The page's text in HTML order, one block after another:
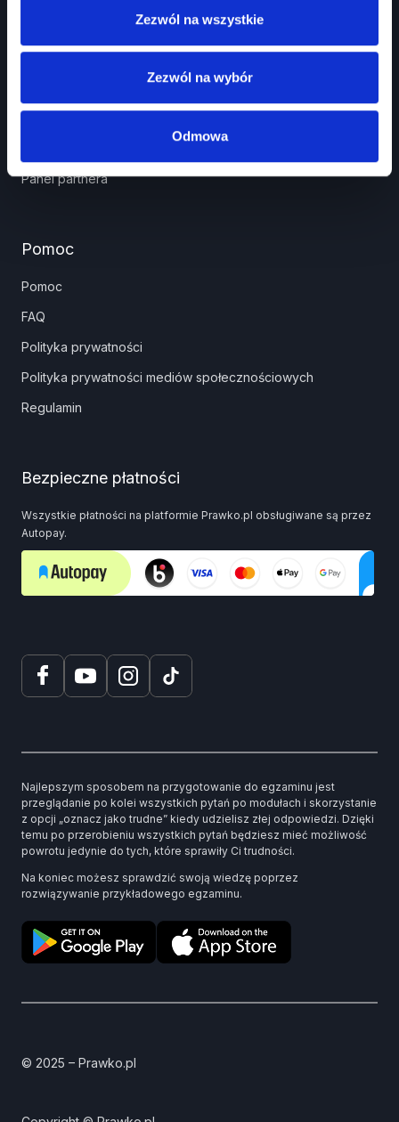
Zezwól na wszystkie
Zezwól na wybór
Odmowa
Kurs Teorii Prawo Jazdy przez Internet?
Jak zdać prawo jazdy?
Panel partnera
Pomoc
Pomoc
FAQ
Polityka prywatności
Polityka prywatności mediów społecznościowych
Regulamin
Bezpieczne płatności
Wszystkie płatności na platformie Prawko.pl obsługiwane są przez
Autopay.
Najlepszym sposobem na przygotowanie do egzaminu jest
przeglądanie po kolei wszystkich pytań po modułach i skorzystanie
z opcji „oznacz jako trudne” kiedy udzielisz złej odpowiedzi. Dzięki
temu po przerobieniu wszystkich pytań będziesz mieć możliwość
powrotu jedynie do tych, które sprawiły Ci trudności.
Na koniec możesz sprawdzić swoją wiedzę poprzez
rozwiązywanie przykładowego egzaminu.
© 2025 – Prawko.pl